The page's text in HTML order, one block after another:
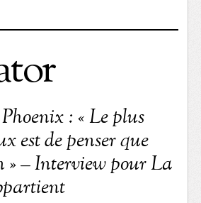
: « Le plus
est de penser que
» – Interview pour La